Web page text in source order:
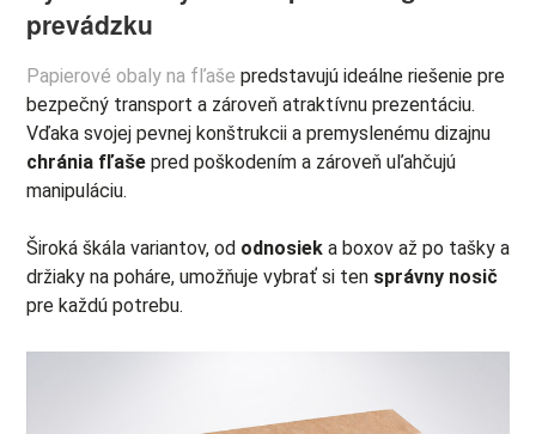
prevádzku
Papierové obaly na fľaše predstavujú ideálne riešenie pre
bezpečný transport a zároveň atraktívnu prezentáciu.
Vďaka svojej pevnej konštrukcii a premyslenému dizajnu
chránia fľaše pred poškodením a zároveň uľahčujú
manipuláciu.
Široká škála variantov, od odnosiek a boxov až po tašky a
držiaky na poháre, umožňuje vybrať si ten správny nosič
pre každú potrebu.